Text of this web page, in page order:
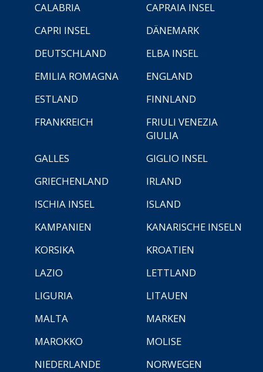
CALABRIA
CAPRAIA INSEL
CAPRI INSEL
DÄNEMARK
DEUTSCHLAND
ELBA INSEL
EMILIA ROMAGNA
ENGLAND
ESTLAND
FINNLAND
FRANKREICH
FRIULI VENEZIA
GIULIA
GALLES
GIGLIO INSEL
GRIECHENLAND
IRLAND
ISCHIA INSEL
ISLAND
KAMPANIEN
KANARISCHE INSELN
KORSIKA
KROATIEN
LAZIO
LETTLAND
LIGURIA
LITAUEN
MALTA
MARKEN
MAROKKO
MOLISE
NIEDERLANDE
NORWEGEN